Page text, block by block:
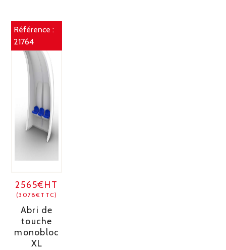
Référence :
21764
2565€HT
(3078€TTC)
Abri de
touche
monobloc
XL